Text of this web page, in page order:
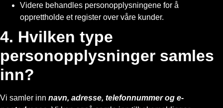
Videre behandles personopplysningene for å
opprettholde et register over våre kunder.
4. Hvilken type
personopplysninger samles
inn?
Vi samler inn navn, adresse, telefonnummer og e-